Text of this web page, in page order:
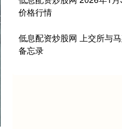
价格行情
低息配资炒股网 上交所与
备忘录